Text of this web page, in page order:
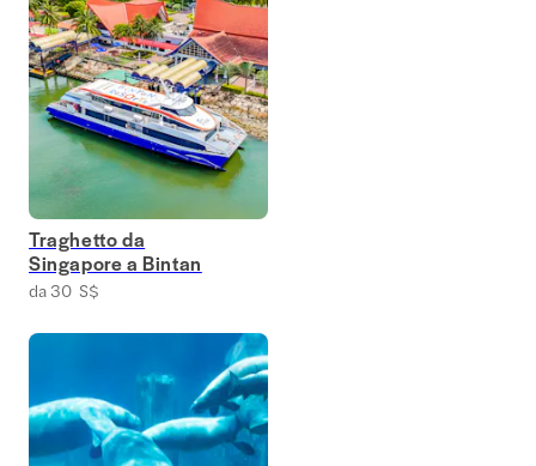
Traghetto da
Singapore a Bintan
da 30 S$